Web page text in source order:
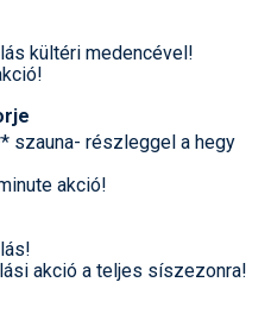
kültéri medencével!
szauna- részleggel a hegy
akció!
akció a teljes síszezonra!